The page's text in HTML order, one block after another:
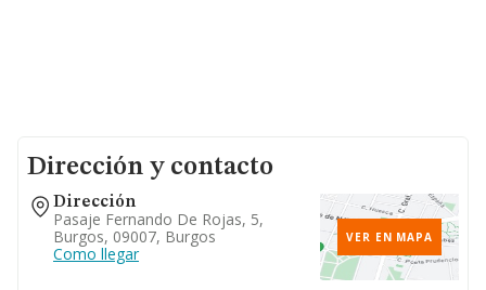
Dirección y contacto
Dirección
Pasaje Fernando De Rojas, 5,
Burgos, 09007, Burgos
Como llegar
VER EN MAPA